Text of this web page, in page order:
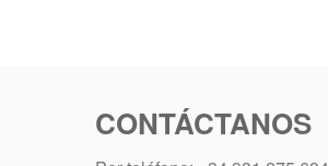
CONTÁCTANOS